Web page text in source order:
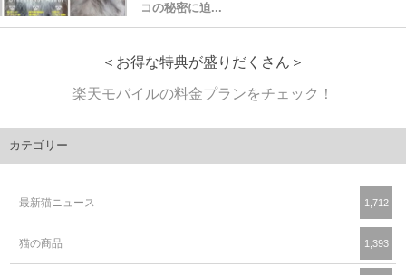
コの秘密に迫...
＜お得な特典が盛りだくさん＞
楽天モバイルの料金プランをチェック！
カテゴリー
最新猫ニュース 1,712
猫の商品 1,393